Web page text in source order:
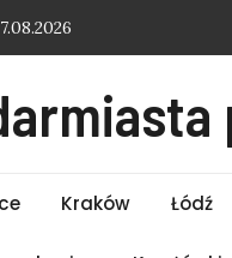
Kraków Łódź